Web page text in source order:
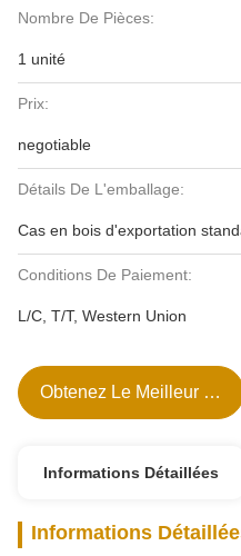
Nombre De Pièces:
1 unité
Prix:
negotiable
Détails De L'emballage:
Cas en bois d'exportation
Conditions De Paiement:
L/C, T/T, Western Union
Obtenez Le Meilleur Prix
Informations Détaillées
Informations